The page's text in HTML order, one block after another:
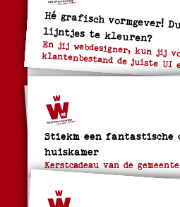
Hé grafisch vormgever! Durf jij buiten de lijntjes te kleuren?
En jij webdesigner, kun jij
klantenbestand de juiste UI
Stiekm een fantastische
huiskamer
Kerstcadeau van de